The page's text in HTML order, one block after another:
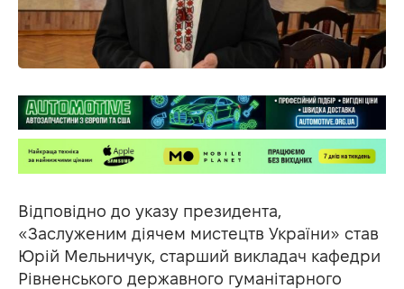
Відповідно до указу президента,
«Заслуженим діячем мистецтв України» став
Юрій Мельничук, старший викладач кафедри
Рівненського державного гуманітарного